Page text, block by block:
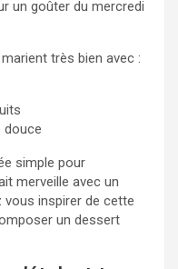
un goûter du mercredi
très bien avec :
douce
simple pour
merveille avec un
inspirer de cette
un dessert